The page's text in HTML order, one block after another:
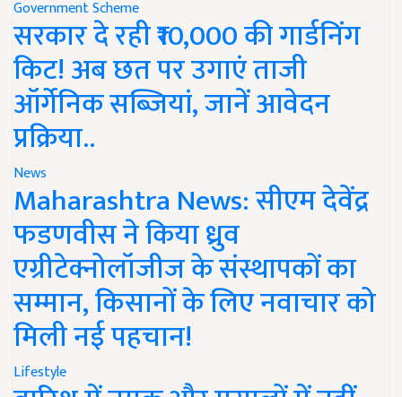
Government Scheme
सरकार दे रही ₹10,000 की गार्डनिंग
किट! अब छत पर उगाएं ताजी
ऑर्गेनिक सब्जियां, जानें आवेदन
प्रक्रिया..
News
Maharashtra News: सीएम देवेंद्र
फडणवीस ने किया ध्रुव
एग्रीटेक्नोलॉजीज के संस्थापकों का
सम्मान, किसानों के लिए नवाचार को
मिली नई पहचान!
Lifestyle